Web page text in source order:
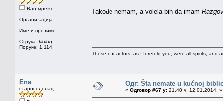
Ван мреже
Организација:
Име и презиме:
Струка: filolog
Поруке: 1.114
Takođe nemam, a volela bih da imam
These our actors, as I foretold you, were all spirits, and
Ena
староседелац
Одг: Šta nemate u kućnoj
« Одговор #67 у: 21.40 ч. 12.01.2014. »